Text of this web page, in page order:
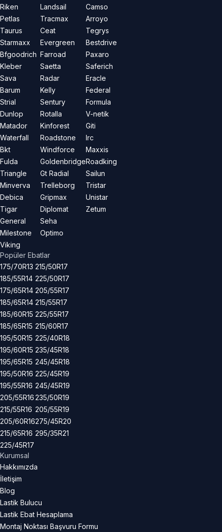
Riken
Petlas
Taurus
Starmaxx
Bfgoodrich
Kleber
Sava
Barum
Strial
Dunlop
Matador
Waterfall
Bkt
Fulda
Triangle
Minverva
Debica
Tigar
General
Milestone
Viking
Landsail
Tracmax
Ceat
Evergreen
Farroad
Saetta
Radar
Kelly
Sentury
Rotalla
Kinforest
Roadstone
Windforce
Goldenbridge
Gt Radial
Trelleborg
Gripmax
Diplomat
Seha
Optimo
Camso
Arroyo
Tegrys
Bestdrive
Paxaro
Saferich
Eracle
Federal
Formula
V-netik
Giti
Irc
Maxxis
Roadking
Sailun
Tristar
Unistar
Zetum
Popüler Ebatlar
175/70R13
185/55R14
175/65R14
185/65R14
185/60R15
185/65R15
195/50R15
195/60R15
195/65R15
195/50R16
195/55R16
205/55R16
215/55R16
205/60R16
215/65R16
225/45R17
215/50R17
225/50R17
205/55R17
215/55R17
225/55R17
215/60R17
225/40R18
235/45R18
245/45R18
225/45R19
245/45R19
235/50R19
205/55R19
275/45R20
295/35R21
Kurumsal
Hakkımızda
İletişim
Blog
Lastik Bulucu
Lastik Ebat Hesaplama
Montaj Noktası Başvuru Formu